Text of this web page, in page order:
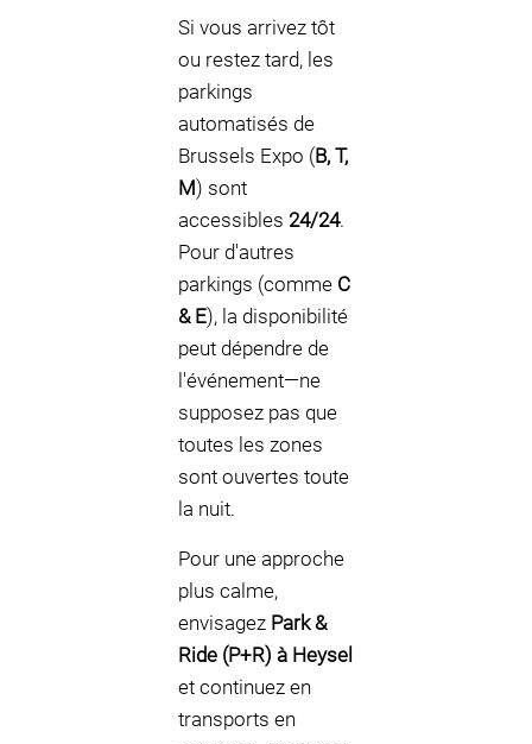
Si vous arrivez tôt
ou restez tard, les
parkings
automatisés de
Brussels Expo (B, T,
M) sont
accessibles 24/24.
Pour d'autres
parkings (comme C
& E), la disponibilité
peut dépendre de
l'événement—ne
supposez pas que
toutes les zones
sont ouvertes toute
la nuit.
Pour une approche
plus calme,
envisagez Park &
Ride (P+R) à Heysel
et continuez en
transports en